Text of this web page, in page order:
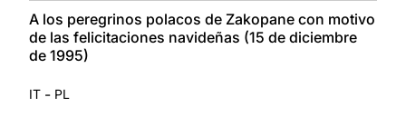
A los peregrinos polacos de Zakopane con motivo
de las felicitaciones navideñas (15 de diciembre
de 1995)
IT - PL